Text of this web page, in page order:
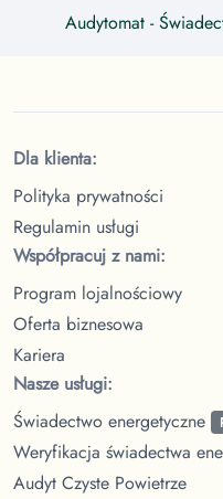
Audytomat-
Dla klienta:
Polityka prywatności
Regulamin usługi
Współpracuj z nami:
Program lojalnościowy
Oferta biznesowa
Kariera
Nasze usługi:
Świadectwo energetyczne
Weryfikacja świadectwa
Audyt Czyste Powietrze